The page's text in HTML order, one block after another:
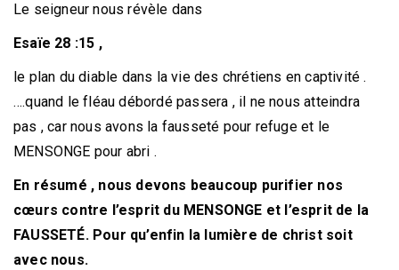
Le seigneur nous révèle dans
Esaïe 28 :15 ,
le plan du diable dans la vie des chrétiens en captivité .
….quand le fléau débordé passera , il ne nous atteindra
pas , car nous avons la fausseté pour refuge et le
MENSONGE pour abri .
En résumé , nous devons beaucoup purifier nos
cœurs contre l’esprit du MENSONGE et l’esprit de la
FAUSSETÉ. Pour qu’enfin la lumière de christ soit
avec nous.